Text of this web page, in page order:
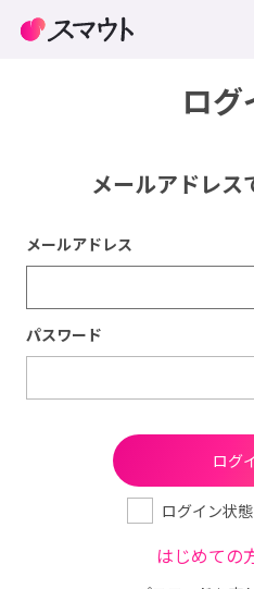
ログ
メールアドレス
メールアドレス
パスワード
ログイン状
はじめての